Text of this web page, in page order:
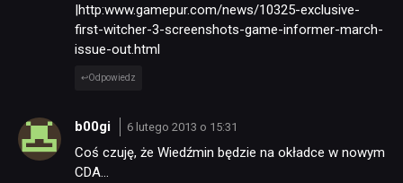
|http:www.gamepur.com/news/10325-exclusive-
first-witcher-3-screenshots-game-informer-march-
issue-out.html
Odpowiedz
b00gi 6 lutego 2013 o 15:31
Coś czuję, że Wiedźmin będzie na okładce w nowym
CDA…